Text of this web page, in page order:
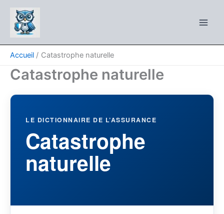
contenu
Accueil Catastrophe naturelle
Catastrophe naturelle
LE DICTIONNAIRE DE L’ASSURANCE
Catastrophe
naturelle